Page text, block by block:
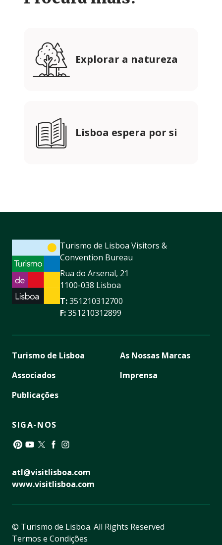
Explorar a natureza
Lisboa espera por si
Turismo de Lisboa Visitors &
Convention Bureau
Rua do Arsenal, 21
1100-038 Lisboa
T:351210312700
F:351210312899
Turismo de Lisboa
Associados
Publicações
As Nossas Marcas
Imprensa
SIGA-NOS
atl@visitlisboa.com
www.visitlisboa.com
© Turismo de Lisboa. All Rights Reserved
Termos e Condições